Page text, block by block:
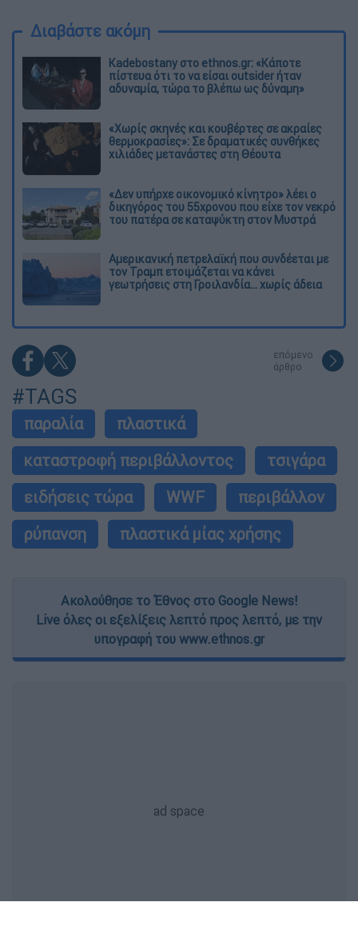
Διαβάστε ακόμη
Kadebostany στο ethnos.gr: «Κάποτε
πίστευα ότι το να είσαι outsider ήταν
αδυναμία, τώρα το βλέπω ως δύναμη»
«Χωρίς σκηνές και κουβέρτες σε ακραίες
θερμοκρασίες»: Σε δραματικές συνθήκες
χιλιάδες μετανάστες στη Θέουτα
«Δεν υπήρχε οικονομικό κίνητρο» λέει ο
δικηγόρος του 55χρονου που είχε τον νεκρό
του πατέρα σε καταψύκτη στον Μυστρά
Αμερικανική πετρελαϊκή που συνδέεται με
τον Τραμπ ετοιμάζεται να κάνει
γεωτρήσεις στη Γροιλανδία... χωρίς άδεια
επόμενο
άρθρο
#TAGS
παραλία
πλαστικά
καταστροφή περιβάλλοντος
τσιγάρα
ειδήσεις τώρα
WWF
περιβάλλον
ρύπανση
πλαστικά μίας χρήσης
Ακολούθησε το Έθνος στο Google News!
Live όλες οι εξελίξεις λεπτό προς λεπτό, με την
υπογραφή του www.ethnos.gr